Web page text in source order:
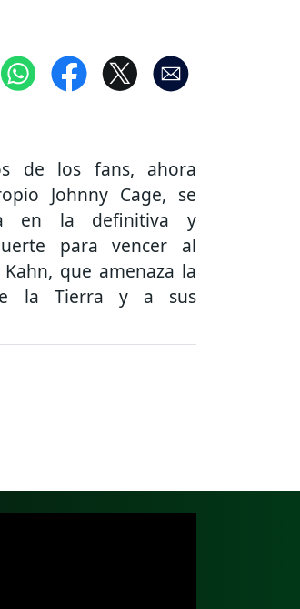
de los fans, ahora
Johnny Cage, se
en la definitiva y
para vencer al
que amenaza la
la Tierra y a sus